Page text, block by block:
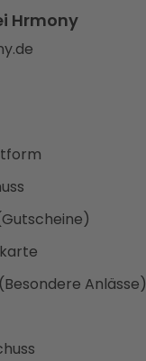
Hrmony
Anlässe)